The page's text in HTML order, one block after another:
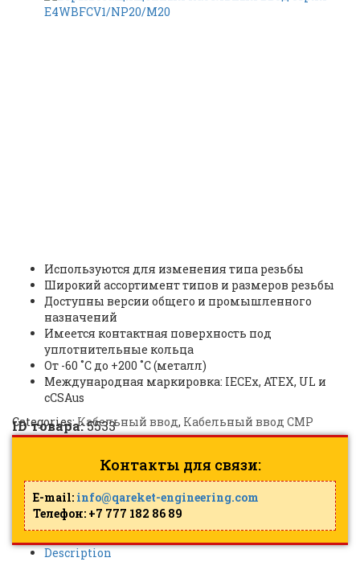
Используются для изменения типа резьбы
Широкий ассортимент типов и размеров резьбы
Доступны версии общего и промышленного
назначений
Имеется контактная поверхность под
уплотнительные кольца
От -60 ˚C до +200 ˚C (металл)
Международная маркировка: IECEx, ATEX, UL и
cCSAus
Categories:Кабельный ввод, Кабельный ввод CMP
ID товара:5533
Контакты для связи:
E-mail: info@qareket-engineering.com
Телефон: +7 777 182 86 89
Description